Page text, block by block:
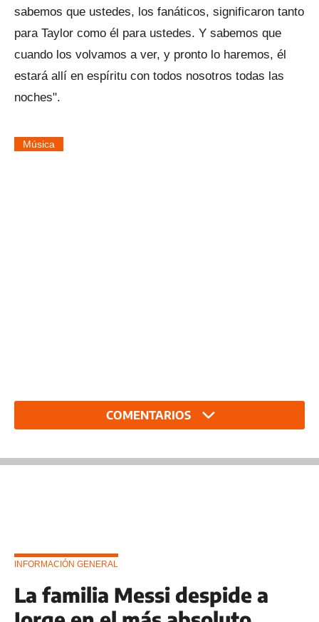
sabemos que ustedes, los fanáticos, significaron tanto
para Taylor como él para ustedes. Y sabemos que
cuando los volvamos a ver, y pronto lo haremos, él
estará allí en espíritu con todos nosotros todas las
noches".
Música
COMENTARIOS